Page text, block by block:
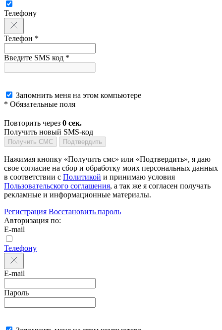
Телефону
Телефон *
Введите SMS код *
Запомнить меня на этом компьютере
* Обязательные поля
Повторить через 0 сек.
Получить новый SMS-код
Получить СМС Подтвердить
Нажимая кнопку «Получить смс» или «Подтвердить», я даю
свое согласие на сбор и обработку моих персональных данных
в соответствии с Политикой и принимаю условия
Пользовательского соглашения, а так же я согласен получать
рекламные и информационные материалы.
Регистрация Восстановить пароль
Авторизация по:
E-mail
Телефону
E-mail
Пароль